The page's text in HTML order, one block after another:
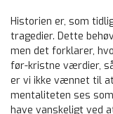
Historien er, som
tragedier. Dette
men det forklarer,
før-kristne værdier,
er vi ikke vænnet til
mentaliteten ses
have vanskeligt ved